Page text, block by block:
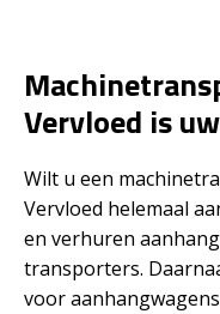
Vervloed is
Wilt u een
Vervloed helemaal
en verhuren
transporters.
voor